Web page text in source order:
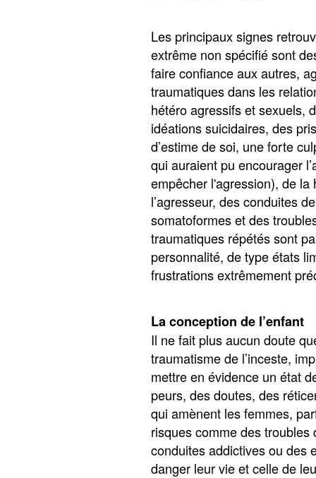
Les principaux signes
extrême non spécifié sont
faire confiance aux autres,
traumatiques dans les
hétéro agressifs et sexuels,
idéations suicidaires, des
d’estime de soi, une forte
qui auraient pu encourager
empêcher l'agression), de
l’agresseur, des conduites
somatoformes et des
traumatiques répétés sont
personnalité, de type états
frustrations extrêmement
La conception de l’enfant
Il ne fait plus aucun doute
traumatisme de l’inceste,
mettre en évidence un état
peurs, des doutes, des
qui amènent les femmes,
risques comme des
conduites addictives ou des
danger leur vie et celle de